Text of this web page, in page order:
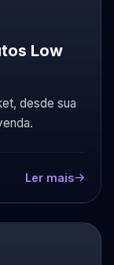
Low
desde sua
Ler mais